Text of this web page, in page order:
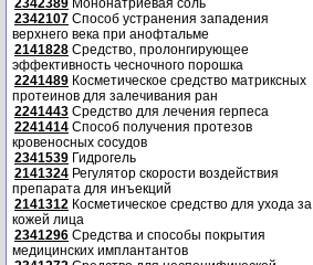
2342389 Мононатриевая соль
2342107 Способ устранения западения
верхнего века при анофтальме
2141828 Средство, пролонгирующее
эффективность чесночного порошка
2241489 Косметическое средство матриксных
протеинов для залечивания ран
2241443 Средство для лечения герпеса
2241414 Способ получения протезов
кровеносных сосудов
2341539 Гидрогель
2141324 Регулятор скорости воздействия
препарата для инъекций
2141312 Косметическое средство для ухода за
кожей лица
2341296 Средства и способы покрытия
медицинских имплантантов